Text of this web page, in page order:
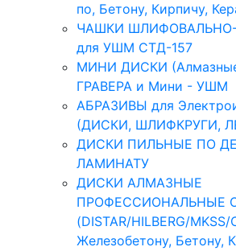
по, Бетону, Кирпичу,
ЧАШКИ
для УШМ СТД-157
МИНИ ДИСКИ
ГРАВЕРА и Мини - УШМ
АБРАЗИВЫ для
(ДИСКИ, ШЛИФКРУГИ,
ДИСКИ ПИЛЬНЫЕ ПО
ЛАМИНАТУ
ДИСКИ АЛМАЗНЫЕ
ПРОФЕССИОНАЛЬНЫЕ
(DISTAR/HILBERG/MKSS/
Железобетону, Бетону,